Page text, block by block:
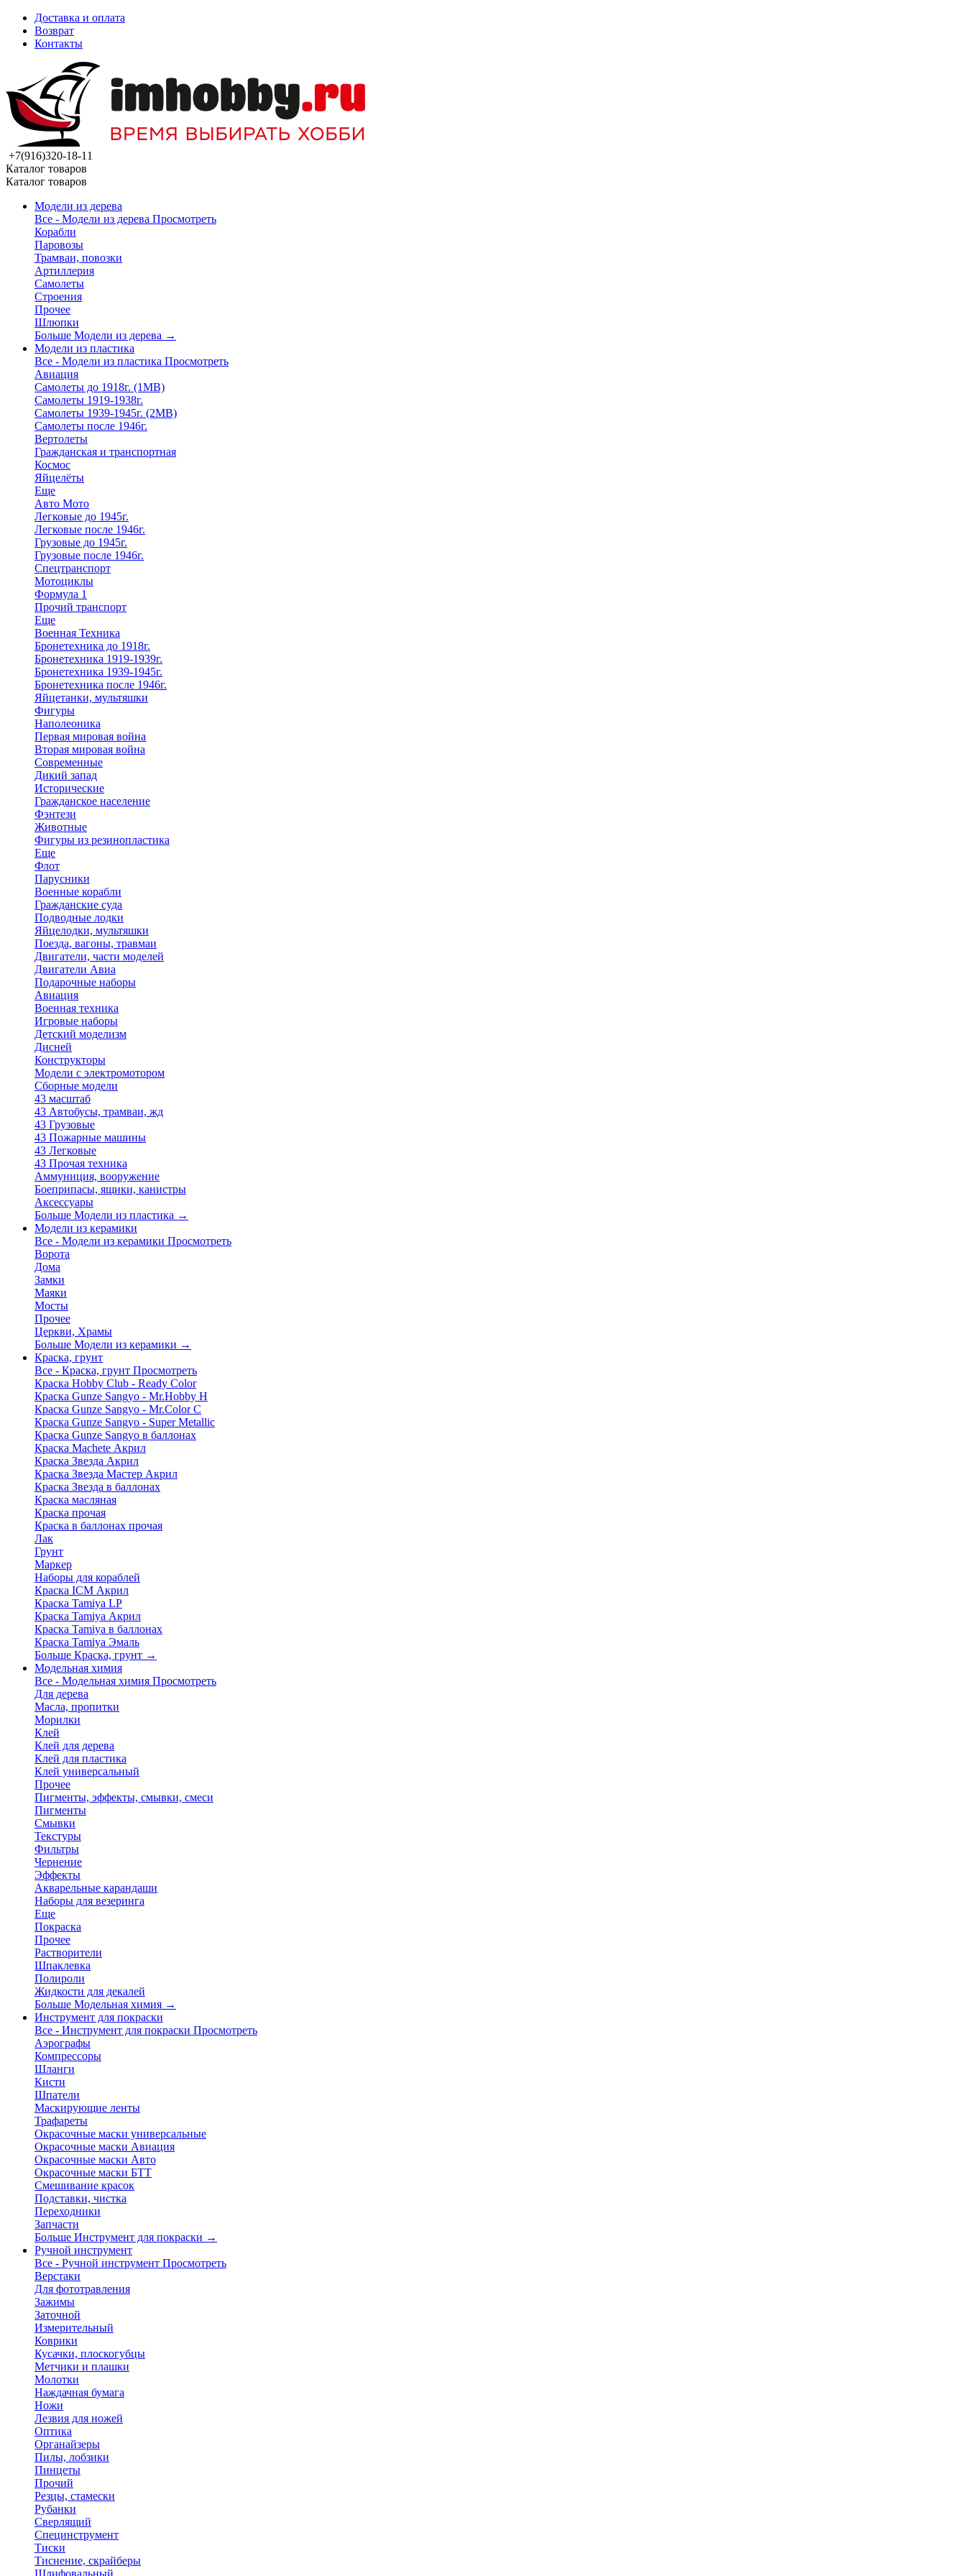
Доставка и оплата
Возврат
Контакты
+7(916)320-18-11
Каталог товаров
Каталог товаров
Модели из дерева
Все - Модели из дерева Просмотреть
Корабли
Паровозы
Трамваи, повозки
Артиллерия
Самолеты
Строения
Прочее
Шлюпки
Больше Модели из дерева →
Модели из пластика
Все - Модели из пластика Просмотреть
Авиация
Самолеты до 1918г. (1МВ)
Самолеты 1919-1938г.
Самолеты 1939-1945г. (2МВ)
Самолеты после 1946г.
Вертолеты
Гражданская и транспортная
Космос
Яйцелёты
Еще
Авто Мото
Легковые до 1945г.
Легковые после 1946г.
Грузовые до 1945г.
Грузовые после 1946г.
Спецтранспорт
Мотоциклы
Формула 1
Прочий транспорт
Еще
Военная Техника
Бронетехника до 1918г.
Бронетехника 1919-1939г.
Бронетехника 1939-1945г.
Бронетехника после 1946г.
Яйцетанки, мультяшки
Фигуры
Наполеоника
Первая мировая война
Вторая мировая война
Современные
Дикий запад
Исторические
Гражданское население
Фэнтези
Животные
Фигуры из резинопластика
Еще
Флот
Парусники
Военные корабли
Гражданские суда
Подводные лодки
Яйцелодки, мультяшки
Поезда, вагоны, травмаи
Двигатели, части моделей
Двигатели Авиа
Подарочные наборы
Авиация
Военная техника
Игровые наборы
Детский моделизм
Дисней
Конструкторы
Модели с электромотором
Сборные модели
43 масштаб
43 Автобусы, трамваи, жд
43 Грузовые
43 Пожарные машины
43 Легковые
43 Прочая техника
Аммуниция, вооружение
Боеприпасы, ящики, канистры
Аксессуары
Больше Модели из пластика →
Модели из керамики
Все - Модели из керамики Просмотреть
Ворота
Дома
Замки
Маяки
Мосты
Прочее
Церкви, Храмы
Больше Модели из керамики →
Краска, грунт
Все - Краска, грунт Просмотреть
Краска Hobby Club - Ready Color
Краска Gunze Sangyo - Mr.Hobby H
Краска Gunze Sangyo - Mr.Color C
Краска Gunze Sangyo - Super Metallic
Краска Gunze Sangyo в баллонах
Краска Machete Акрил
Краска Звезда Акрил
Краска Звезда Мастер Акрил
Краска Звезда в баллонах
Краска масляная
Краска прочая
Краска в баллонах прочая
Лак
Грунт
Маркер
Наборы для кораблей
Краска ICM Акрил
Краска Tamiya LP
Краска Tamiya Акрил
Краска Tamiya в баллонах
Краска Tamiya Эмаль
Больше Краска, грунт →
Модельная химия
Все - Модельная химия Просмотреть
Для дерева
Масла, пропитки
Морилки
Клей
Клей для дерева
Клей для пластика
Клей универсальный
Прочее
Пигменты, эффекты, смывки, смеси
Пигменты
Смывки
Текстуры
Фильтры
Чернение
Эффекты
Акварельные карандаши
Наборы для везеринга
Еще
Покраска
Прочее
Растворители
Шпаклевка
Полироли
Жидкости для декалей
Больше Модельная химия →
Инструмент для покраски
Все - Инструмент для покраски Просмотреть
Аэрографы
Компрессоры
Шланги
Кисти
Шпатели
Маскирующие ленты
Трафареты
Окрасочные маски универсальные
Окрасочные маски Авиация
Окрасочные маски Авто
Окрасочные маски БТТ
Смешивание красок
Подставки, чистка
Переходники
Запчасти
Больше Инструмент для покраски →
Ручной инструмент
Все - Ручной инструмент Просмотреть
Верстаки
Для фототравления
Зажимы
Заточной
Измерительный
Коврики
Кусачки, плоскогубцы
Метчики и плашки
Молотки
Наждачная бумага
Ножи
Лезвия для ножей
Оптика
Органайзеры
Пилы, лобзики
Пинцеты
Прочий
Резцы, стамески
Рубанки
Сверлящий
Специнструмент
Тиски
Тиснение, скрайберы
Шлифовальный